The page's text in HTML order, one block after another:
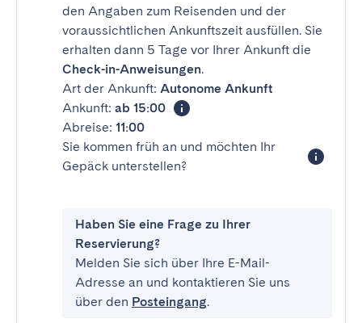
den Angaben zum Reisenden und der
voraussichtlichen Ankunftszeit ausfüllen. Sie
erhalten dann 5 Tage vor Ihrer Ankunft die
Check-in-Anweisungen.
Art der Ankunft: Autonome Ankunft
Ankunft: ab 15:00
Abreise: 11:00
Sie kommen früh an und möchten Ihr
Gepäck unterstellen?
Haben Sie eine Frage zu Ihrer
Reservierung?
Melden Sie sich über Ihre E-Mail-
Adresse an und kontaktieren Sie uns
über den Posteingang.